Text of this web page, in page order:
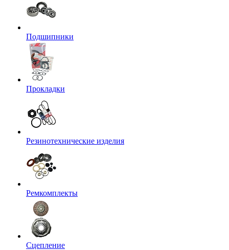
Подшипники
Прокладки
Резинотехнические изделия
Ремкомплекты
Сцепление